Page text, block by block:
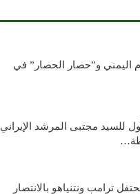
اليمني و”حصار الحصار” في
للسيد مجتبى المرشد الإيراني
ترامب ونتنياهو بالانتصار